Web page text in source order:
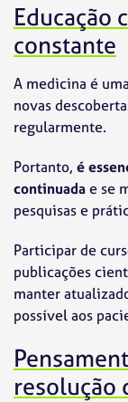
Educação
constante
A medicina é
novas
regularmente.
Portanto, é
continuadae se
pesquisas e
Participar de
publicações
manter
possível aos
resolução